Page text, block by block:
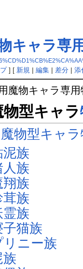
キャラ専
] [ 新規 | 編集| 差分| 添
魔物キャラ専用
型キャラ
物型キャ
泥族
人族
翔族
茸族
霊族
子猫族
リニー族
族